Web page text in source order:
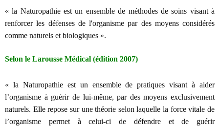
« la Naturopathie est un ensemble de méthodes de soins visant à
renforcer les défenses de l'organisme par des moyens considérés
comme naturels et biologiques ».
Selon le Larousse Médical (édition 2007)
« la Naturopathie est un ensemble de pratiques visant à aider
l’organisme à guérir de lui-même, par des moyens exclusivement
naturels. Elle repose sur une théorie selon laquelle la force vitale de
l’organisme permet à celui-ci de défendre et de guérir